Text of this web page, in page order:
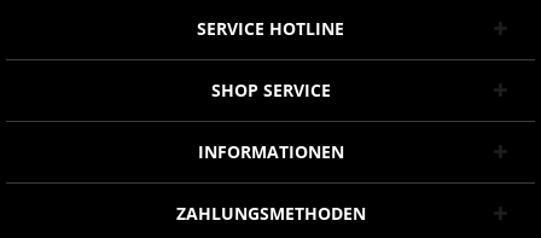
SERVICE HOTLINE
SHOP SERVICE
INFORMATIONEN
ZAHLUNGSMETHODEN